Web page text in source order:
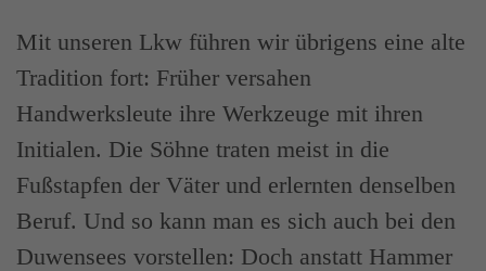
Mit unseren Lkw führen wir übrigens eine alte
Tradition fort: Früher versahen
Handwerksleute ihre Werkzeuge mit ihren
Initialen. Die Söhne traten meist in die
Fußstapfen der Väter und erlernten denselben
Beruf. Und so kann man es sich auch bei den
Duwensees vorstellen: Doch anstatt Hammer